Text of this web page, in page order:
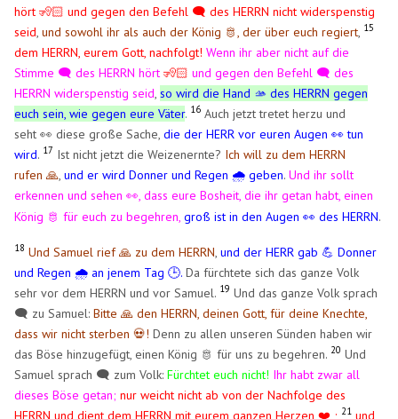
hört 🧏🏻 und gegen den Befehl 🗨️ des HERRN nicht widerspenstig
seid ,und sowohl ihr als auch der König 🫅, der über euch regiert 15
dem HERRN, eurem Gott, nachfolgt!Wenn ihr aber nicht auf die
Stimme 🗨️ des HERRN hört🧏🏻und gegen den Befehl 🗨️ des
HERRN widerspenstig seid ,so wird die Hand 🫴 des HERRN gegen
euch sein, wie gegen eure Väter. 16 Auch jetzt tretet herzu und
seht 👀 diese große Sache,die der HERR vor euren Augen 👀 tun
wird. 17 Ist nicht jetzt die Weizenernte? Ich will zu dem HERRN
rufen 🙏 ,und er wird Donner und Regen 🌧️ geben.Und ihr sollt
erkennen und sehen👀 , dass eure Bosheit, die ihr getan habt, einen
König 🫅 für euch zu begehren,groß ist in den Augen👀 des HERRN.
18 Und Samuel rief 🙏 zu dem HERRN ,und der HERR gab 💪 Donner
und Regen 🌧️ an jenem Tag 🕒. Da fürchtete sich das ganze Volk
sehr vor dem HERRN und vor Samuel. 19 Und das ganze Volk sprach
🗨️ zu Samuel:Bitte 🙏 den HERRN, deinen Gott, für deine Knechte,
dass wir nicht sterben 💀! Denn zu allen unseren Sünden haben wir
das Böse hinzugefügt, einen König 🫅 für uns zu begehren. 20 Und
Samuel sprach 🗨️ zum Volk:Fürchtet euch nicht! Ihr habt zwar all
dieses Böse getan; nur weicht nicht ab von der Nachfolge des
HERRN und dient dem HERRN mit eurem ganzen Herzen ❤️ ; 21 und